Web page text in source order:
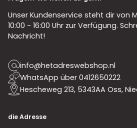
Unser Kundenservice steht dir von
10:00 - 16:00 Uhr zur Verfügung.
Nachricht!
info@hetadreswebshop.nl
WhatsApp über 0412650222
Hescheweg 213, 5343AA Oss,
die Adresse